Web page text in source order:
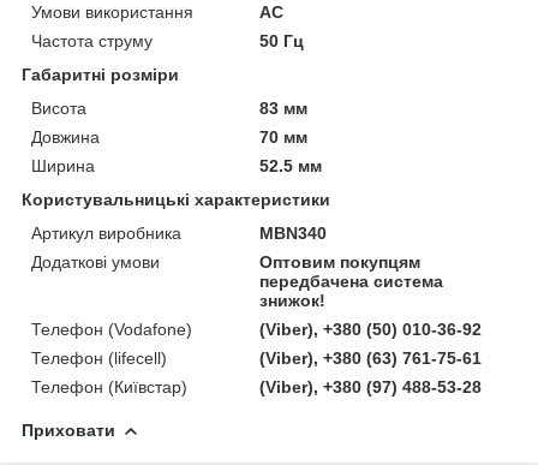
Умови використання
АС
Частота струму
50 Гц
Габаритні розміри
Висота
83 мм
Довжина
70 мм
Ширина
52.5 мм
Користувальницькі характеристики
Артикул виробника
MBN340
Додаткові умови
Оптовим покупцям
передбачена система
знижок!
Телефон (Vodafone)
(Viber), +380 (50) 010-36-92
Телефон (lifecell)
(Viber), +380 (63) 761-75-61
Телефон (Київстар)
(Viber), +380 (97) 488-53-28
Приховати